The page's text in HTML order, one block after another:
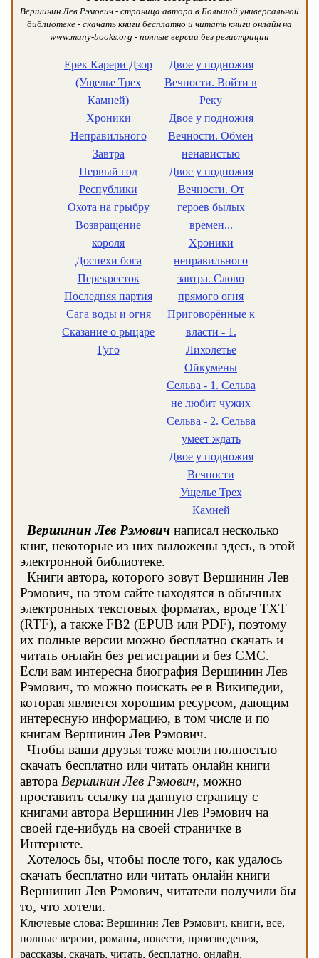
Вершинин Лев Рэмович - страница автора в Большой универсальной
библиотеке - скачать книги бесплатно и читать книги онлайн на
www.many-books.org - полные версии без регистрации
Ерек Карери Дзор
(Ущелье Трех
Камней)
Хроники
Неправильного
Завтра
Первый год
Республики
Охота на грыбру
Возвращение
короля
Доспехи бога
Перекресток
Последняя партия
Сага воды и огня
Сказание о рыцаре
Гуго
Двое у подножия
Вечности. Войти в
Реку
Двое у подножия
Вечности. Обмен
ненавистью
Двое у подножия
Вечности. От
героев былых
времен...
Хроники
неправильного
завтра. Слово
прямого огня
Приговорённые к
власти - 1.
Лихолетье
Ойкумены
Сельва - 1. Сельва
не любит чужих
Сельва - 2. Сельва
умеет ждать
Двое у подножия
Вечности
Ущелье Трех
Камней
Вершинин Лев Рэмович написал несколько
книг, некоторые из них выложены здесь, в этой
электронной библиотеке.
Книги автора, которого зовут Вершинин Лев
Рэмович, на этом сайте находятся в обычных
электронных текстовых форматах, вроде TXT
(RTF), а также FB2 (EPUB или PDF), поэтому
их полные версии можно бесплатно скачать и
читать онлайн без регистрации и без СМС.
Если вам интересна биография Вершинин Лев
Рэмович, то можно поискать ее в Википедии,
которая является хорошим ресурсом, дающим
интересную информацию, в том числе и по
книгам Вершинин Лев Рэмович.
Чтобы ваши друзья тоже могли полностью
скачать бесплатно или читать онлайн книги
автора Вершинин Лев Рэмович, можно
проставить ссылку на данную страницу с
книгами автора Вершинин Лев Рэмович на
своей где-нибудь на своей страничке в
Интернете.
Хотелось бы, чтобы после того, как удалось
скачать бесплатно или читать онлайн книги
Вершинин Лев Рэмович, читатели получили бы
то, что хотели.
Ключевые слова: Вершинин Лев Рэмович, книги, все,
полные версии, романы, повести, произведения,
рассказы, скачать, читать, бесплатно, онлайн,